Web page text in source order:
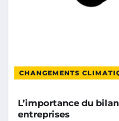
CHANGEMENTS
L’importance du
entreprises